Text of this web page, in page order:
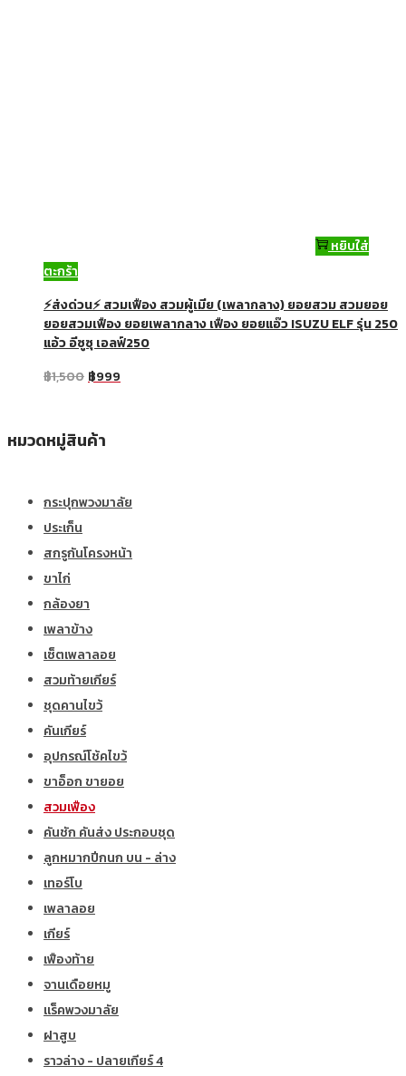
หยิบใส่
ตะกร้า
⚡ส่งด่วน⚡ สวมเฟือง สวมผู้เมีย (เพลากลาง) ยอยสวม สวมยอย
ยอยสวมเฟือง ยอยเพลากลาง เฟือง ยอยแอ๊ว ISUZU ELF รุ่น 250
แอ้ว อีซูซุ เอลฟ์250
฿1,500 ฿999
หมวดหมู่สินค้า
กระปุกพวงมาลัย
ประเก็น
สกรูกันโครงหน้า
ขาไก่
กล้องยา
เพลาข้าง
เซ็ตเพลาลอย
สวมท้ายเกียร์
ชุดคานไขว้
คันเกียร์
อุปกรณ์โช้คไขว้
ขาอ็อก ขายอย
สวมเฟือง
คันชัก คันส่ง ประกอบชุด
ลูกหมากปีกนก บน - ล่าง
เทอร์โบ
เพลาลอย
เกียร์
เฟืองท้าย
จานเดือยหมู
แร็คพวงมาลัย
ฝาสูบ
ราวล่าง - ปลายเกียร์ 4